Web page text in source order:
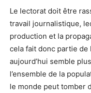
Le lectorat doit être
travail journalistique,
production et la
cela fait donc partie de
aujourd’hui semble
l’ensemble de la
le monde peut tomber